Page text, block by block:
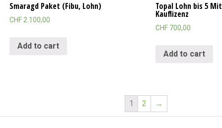
Smaragd Paket (Fibu, Lohn)
CHF2.100,00
Add to cart
Topal Lohn bis 5
Kauflizenz
CHF 700,00
Add to cart
1 2 →